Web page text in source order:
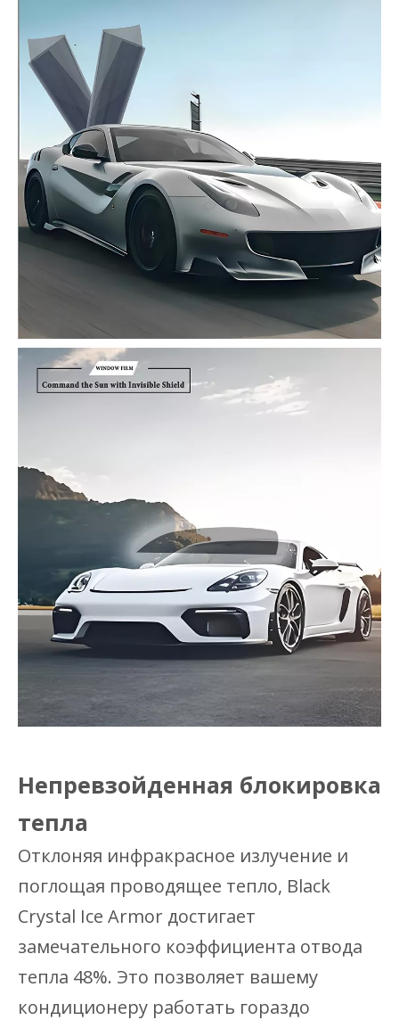
Непревзойденная блокировка
тепла
Отклоняя инфракрасное излучение и
поглощая проводящее тепло, Black
Crystal Ice Armor достигает
замечательного коэффициента отвода
тепла 48%. Это позволяет вашему
кондиционеру работать гораздо